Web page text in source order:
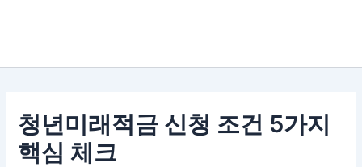
청년미래적금 신청 조건 5가지
핵심 체크